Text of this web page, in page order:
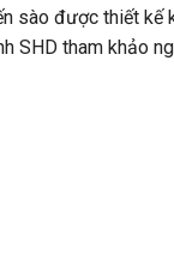
sào được thiết
SHD tham khảo